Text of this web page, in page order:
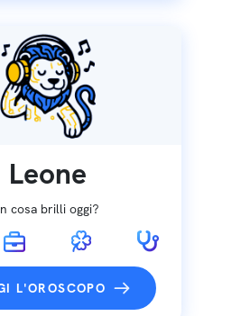
Leone
cosa brilli oggi?
L'OROSCOPO